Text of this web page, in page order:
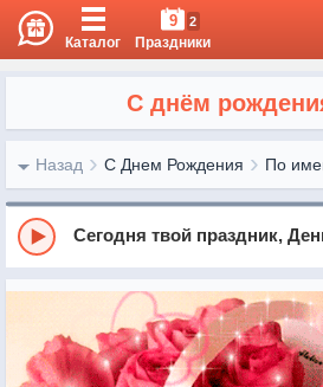
Каталог
9 2
Праздники
С днём
Назад С Днем Рождения По
Сегодня твой праздник,